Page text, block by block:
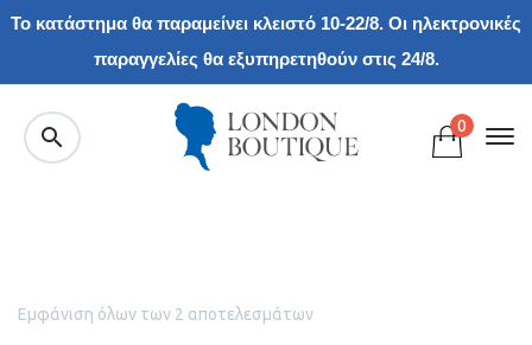
Το κατάστημα θα παραμείνει κλειστό 10-22/8. Οι ηλεκτρονικές
παραγγελίες θα εξυπηρετηθούν στις 24/8.
0
Εμφάνιση όλων των 2 αποτελεσμάτων